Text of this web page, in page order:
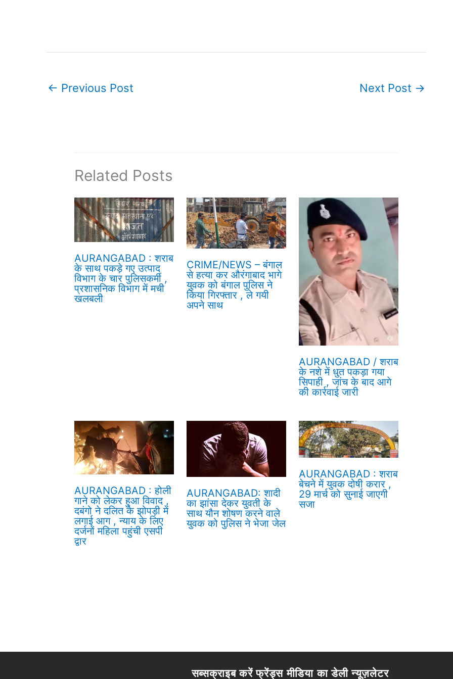
← Previous Post Next Post →
Related Posts
AURANGABAD : शराब
के साथ पकड़े गए उत्पाद
विभाग के चार पुलिसकर्मी ,
प्रशासनिक विभाग में मची
खलबली
CRIME/NEWS – बंगाल
से हत्या कर औरंगाबाद भागे
युवक को बंगाल पुलिस ने
किया गिरफ्तार , ले गयी
अपने साथ
AURANGABAD / शराब
के नशे में धुत पकड़ा गया
सिपाही , जांच के बाद आगे
की कार्रवाई जारी
AURANGABAD : होली
गाने को लेकर हुआ विवाद ,
दबंगो ने दलित के झोपड़ी में
लगाई आग , न्याय के लिए
दर्जनों महिला पहुंची एसपी
द्वार
AURANGABAD: शादी
का झांसा देकर युवती के
साथ यौन शोषण करने वाले
युवक को पुलिस ने भेजा जेल
AURANGABAD : शराब
बेचने में युवक दोषी करार ,
29 मार्च को सुनाई जाएगी
सजा
सब्सक्राइब करें फ्रेंड्स मीडिया का डेली न्यूज़लेटर